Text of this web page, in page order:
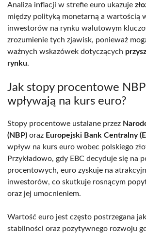
Analiza inflacji w strefie euro ukazuje
między polityką monetarną a wartością
inwestorów na rynku walutowym
zrozumienie tych zjawisk, ponieważ
ważnych wskazówek dotyczących
rynku.
Jak stopy procentowe
wpływają na kurs euro?
Stopy procentowe ustalane przez
(NBP) oraz Europejski Bank Centralny
wpływ na kurs euro wobec polskiego
Przykładowo, gdy EBC decyduje się na
procentowych, euro zyskuje na
inwestorów, co skutkuje rosnącym
oraz jej umocnieniem.
Wartość euro jest często postrzegana
stabilności oraz pozytywnego rozwoju